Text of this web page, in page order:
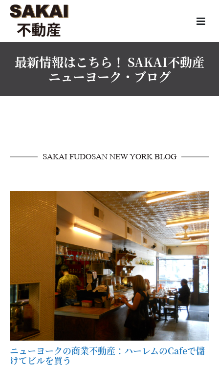
最新情報はこちら！ SAKAI不動産
ニューヨーク・ブログ
SAKAI FUDOSAN NEW YORK BLOG
ニューヨークの商業不動産：ハーレムのCafeで儲
けてビルを買う